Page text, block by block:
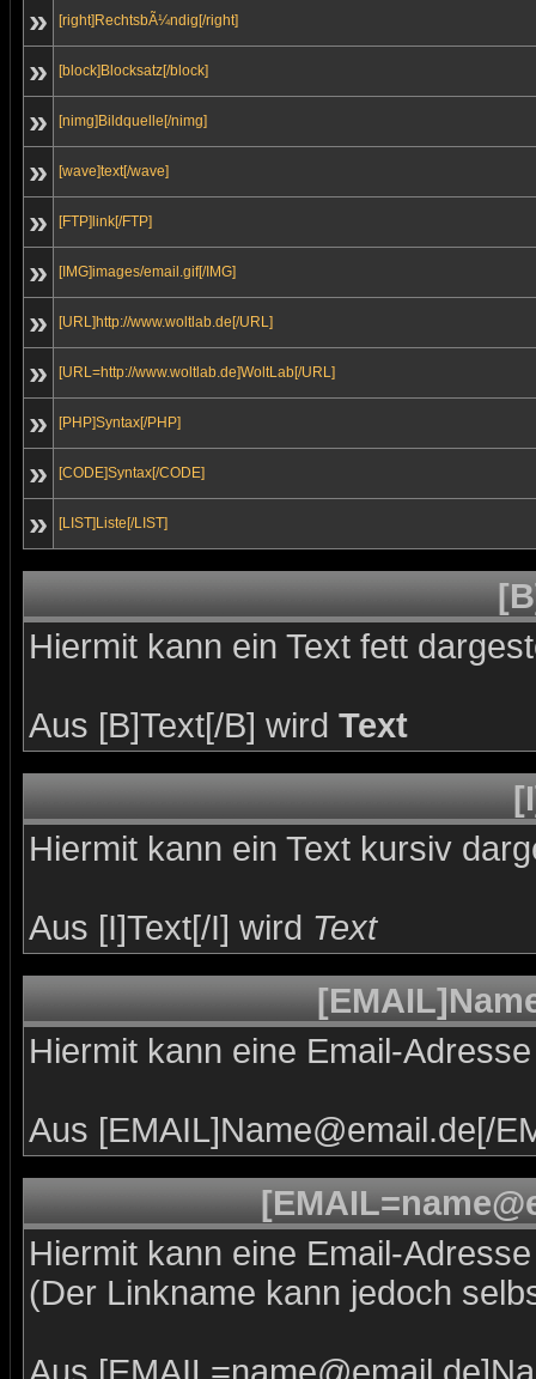
» [right]RechtsbÃ¼ndig[/right]
» [block]Blocksatz[/block]
» [nimg]Bildquelle[/nimg]
» [wave]text[/wave]
» [FTP]link[/FTP]
» [IMG]images/email.gif[/IMG]
» [URL]http://www.woltlab.de[/URL]
» [URL=http://www.woltlab.de]WoltLab[/URL]
» [PHP]Syntax[/PHP]
» [CODE]Syntax[/CODE]
» [LIST]Liste[/LIST]
Hiermit kann ein Text fett
Aus [B]Text[/B] wird Text
Hiermit kann ein Text kursiv
Aus [I]Text[/I] wird Text
Hiermit kann eine Email-
Aus [EMAIL]Name@email.de[/
Hiermit kann eine Email-
(Der Linkname kann jedoch